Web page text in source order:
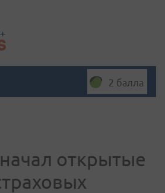
2 балла
открытые